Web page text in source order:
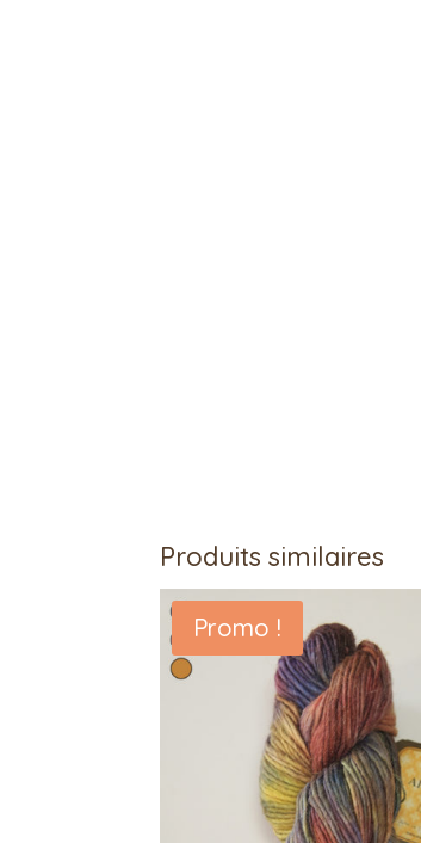
Produits similaires
Promo !